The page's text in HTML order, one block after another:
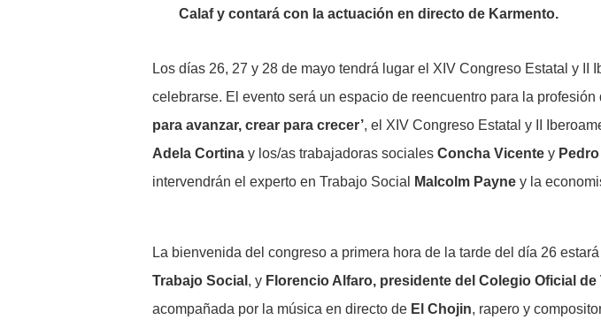
Calaf y contará con la actuación en directo de Karmento.
Los días 26, 27 y 28 de mayo tendrá lugar el XIV Congreso Estatal y
celebrarse. El evento será un espacio de reencuentro para la
para avanzar, crear para crecer’, el XIV Congreso Estatal y II
Adela Cortina y los/as trabajadoras sociales Concha Vicente y
intervendrán el experto en Trabajo Social
Malcolm Payne y la
La bienvenida del congreso a primera hora de la tarde del día 26
Trabajo Social , y Florencio Alfaro, presidente del Colegio Oficial
acompañada por la música en directo de El Chojin, rapero y